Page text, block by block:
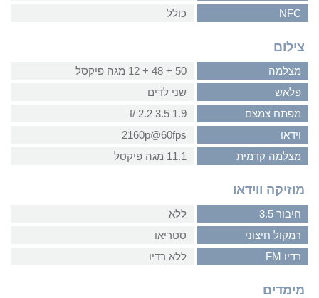
NFC
כולל
צילום
מצלמה
50 + 48 + 12 מגה פיקסל
פלאש
שני לדים
מפתח צמצם
1.9 3.5 2.2 /f
וידאו
2160p@60fps
מצלמה קדמית
11.1 מגה פיקסל
מוזיקה ווידאו
חיבור 3.5
ללא
רמקול חיצוני
סטריאו
רדיו FM
ללא רדיו
מימדים